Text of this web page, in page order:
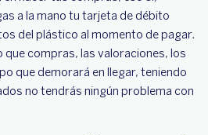
a la mano tu tarjeta de débito
del plástico al momento de pagar.
compras, las valoraciones, los
que demorará en llegar, teniendo
no tendrás ningún problema con